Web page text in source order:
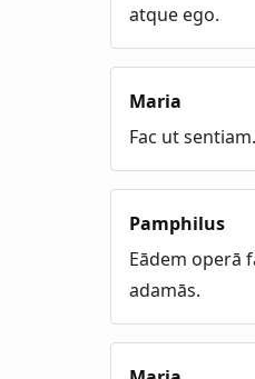
atque ego.
Maria
Fac ut sentiam.
Pamphilus
Eādem operā
adamās.